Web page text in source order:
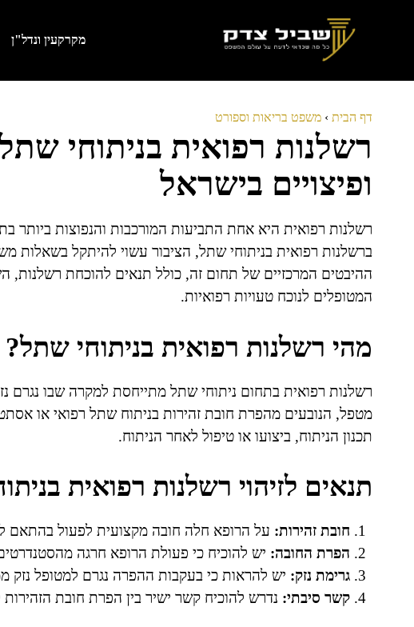
מקרקעין ונדל"ן
דף הבית › משפט בריאות וספורט
רשלנות רפואית בניתוחי
ופיצויים בישראל
רשלנות רפואית היא אחת התביעות המורכבות והנפוצות ביותר
ברשלנות רפואית בניתוחי שתל, הציבור עשוי להיתקל
ההיבטים המרכזיים של תחום זה, כולל תנאים להוכחת רשלנות,
המטופלים לנוכח טעויות רפואיות.
מהי רשלנות רפואית בניתוחי שתל?
רשלנות רפואית בתחום ניתוחי שתל מתייחסת למקרה שבו
מטפל, הנובעים מהפרת חובת זהירות בניתוח שתל רפואי או
תכנון הניתוח, ביצועו או טיפול לאחר הניתוח.
תנאים לזיהוי רשלנות רפואית
חובת זהירות: על הרופא חלה חובה מקצועית לפעול בהתאם
הפרת החובה: יש להוכיח כי פעולת הרופא חרגה
גרימת נזק: יש להראות כי בעקבות ההפרה נגרם למטופל נזק
קשר סיבתי: נדרש להוכיח קשר ישיר בין הפרת חובת הזהירות